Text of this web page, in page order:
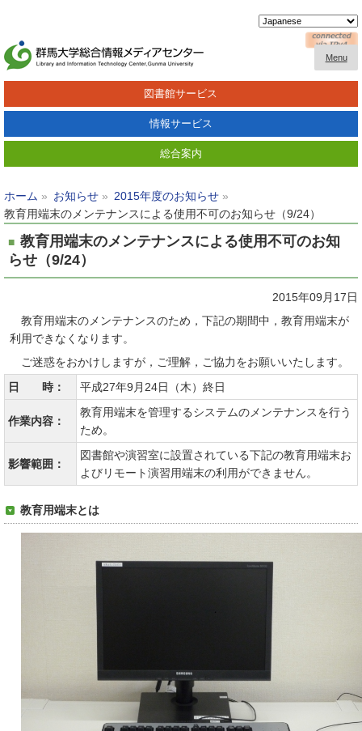
Menu
図書館サービス
情報サービス
総合案内
ホーム お知らせ
2015年度のお知らせ
教育用端末のメンテナンスによる使用不可のお知らせ（9/24）
教育用端末のメンテナンスによる使用不可のお知
らせ（9/24）
2015年09月17日
教育用端末のメンテナンスのため，下記の期間中，教育用端末が
利用できなくなります。
ご迷惑をおかけしますが，ご理解，ご協力をお願いいたします。
日 時：
平成27年9月24日（木）終日
作業内容：
教育用端末を管理するシステムのメンテナンスを行う
ため。
影響範囲：
図書館や演習室に設置されている下記の教育用端末お
よびリモート演習用端末の利用ができません。
教育用端末とは